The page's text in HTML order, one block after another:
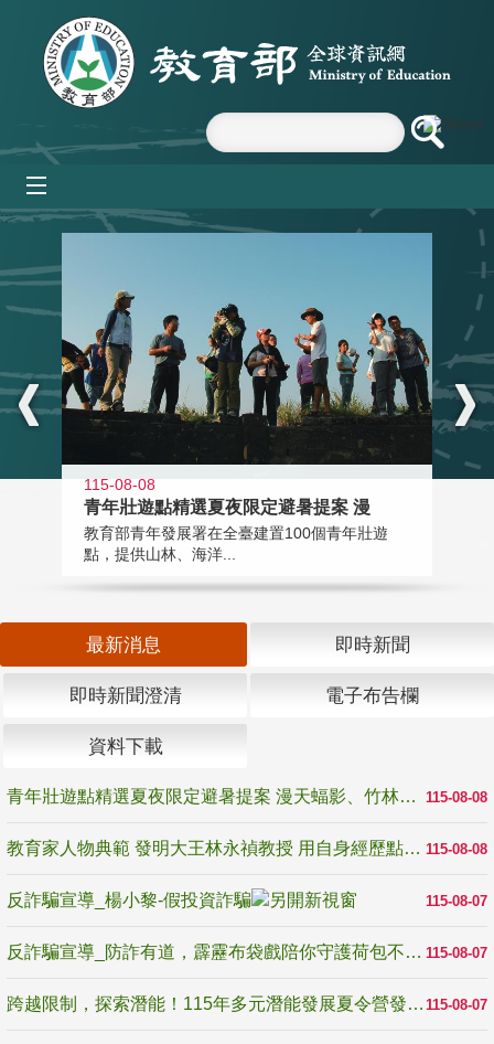
跳到主要內容區塊
:::
115-08-08
青年壯遊點精選夏夜限定避暑提案 漫
教育部青年發展署在全臺建置100個青年壯遊
點，提供山林、海洋...
最新消息 即時新聞
即時新聞澄清 電子布告欄
資料下載
115-08-08
青年壯遊點精選夏夜限定避暑提案 漫天蝠影、竹林尋蛙、茶香夜觀 邀青年暮色出發
115-08-08
教育家人物典範 發明大王林永禎教授 用自身經歷點亮學生的路
115-08-07
反詐騙宣導_楊小黎-假投資詐騙
115-08-07
反詐騙宣導_防詐有道，霹靂布袋戲陪你守護荷包不受騙
115-08-07
跨越限制，探索潛能！115年多元潛能發展夏令營發掘生命無限可能